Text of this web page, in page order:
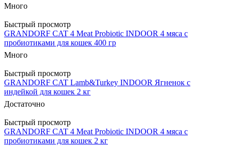
Много
Быстрый просмотр
GRANDORF CAT 4 Meat Probiotic INDOOR 4 мяса с
пробиотиками для кошек 400 гр
Много
Быстрый просмотр
GRANDORF CAT Lamb&Turkey INDOOR Ягненок с
индейкой для кошек 2 кг
Достаточно
Быстрый просмотр
GRANDORF CAT 4 Meat Probiotic INDOOR 4 мяса с
пробиотиками для кошек 2 кг